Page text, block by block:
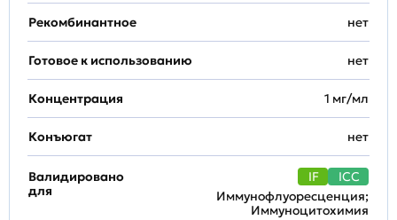
Рекомбинантное нет
Готовое к использованию нет
Концентрация 1 мг/мл
Конъюгат нет
Валидировано
для
IF
ICC
Иммунофлуоресценция;
Иммуноцитохимия